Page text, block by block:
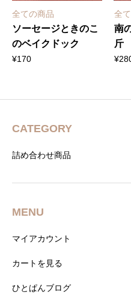
全ての商品
ソーセージときのこ
のベイクドック
¥170
全
南
斤
¥
CATEGORY
詰め合わせ商品
MENU
マイアカウント
カートを見る
ひとぱんブログ